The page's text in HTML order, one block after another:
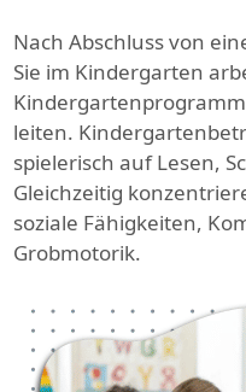
Nach Abschluss von
Sie im Kindergarten
leiten.
spielerisch auf Lesen,
Gleichzeitig
soziale Fähigkeiten,
Grobmotorik.